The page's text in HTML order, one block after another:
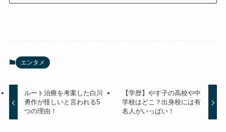
エンタメ
ルート治療を考案した白川
勇作が怪しいと言われる5
つの理由！
【学歴】やす子の高校や中
学校はどこ？出身校には有
名人がいっぱい！